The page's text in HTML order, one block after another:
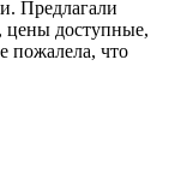
Предлагали
цены доступные,
пожалела, что